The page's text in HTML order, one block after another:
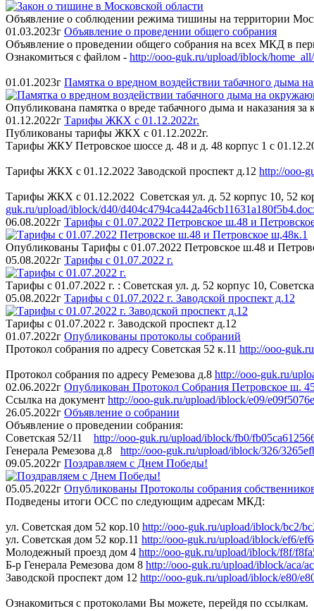
Объявление о соблюдении режима тишины на территории
01.03.2023г Объявление о проведении общего собрания
Объявление о проведении общего собрания на всех МКД в
Ознакомиться с файлом - http://ooo-guk.ru/upload/iblock/
01.01.2023г Памятка о вредном воздействии табачного дыма
Опубликована памятка о вреде табачного дыма и наказания
01.12.2022г Тарифы ЖКХ с 01.12.2022г.
Публикованы тарифы ЖКХ с 01.12.2022г.
Тарифы ЖКУ Петровское шоссе д. 48 и д. 48 корпус 1 с
Тарифы ЖКХ с 01.12.2022 Заводской проспект д.12 http://ooo-
Тарифы ЖКХ с 01.12.2022 Советская ул. д. 52 корпус 10, 52
guk.ru/upload/iblock/d40/
06.08.2022г Тарифы с 01.07.2022 Петровское ш.48 и
Опубликованы Тарифы с 01.07.2022 Петровское ш.48 и
05.08.2022г Тарифы с 01.07.2022 г.
Тарифы с 01.07.2022 г. : Советская ул. д. 52 корпус 10,
05.08.2022г Тарифы с 01.07.2022 г. Заводской проспект д.12
Тарифы с 01.07.2022 г. Заводской проспект д.12
01.07.2022г Опубликованы протоколы собраний
Протокол собрания по адресу Советская 52 к.11 http://ooo-
Протокол собрания по адресу Ремезова д.8 http://ooo-guk.ru/
02.06.2022г Опубликован Протокол Собрания Петровское ш.
Ссылка на документ http://ooo-guk.ru/upload/iblock/e09/
26.05.2022г Объявление о собрании
Объявление о проведении собрания:
Советская 52/11 http://ooo-guk.ru/upload/iblock/fb0/
Генерала Ремезова д.8 http://ooo-guk.ru/upload/iblock/326/
09.05.2022г Поздравляем с Днем Победы!
05.05.2022г Опубликованы Протоколы собрания
Подведены итоги ОСС по следующим адресам МКД:
ул. Советская дом 52 кор.10 http://ooo-guk.ru/upload/iblock/bc2/
ул. Советская дом 52 кор.11 http://ooo-guk.ru/upload/iblock/ef6/
Молодежный проезд дом 4 http://ooo-guk.ru/upload/iblock/f8f/
Б-р Генерала Ремезова дом 8 http://ooo-guk.ru/upload/iblock/aca/
Заводской проспект дом 12 http://ooo-guk.ru/upload/iblock/e80/
Ознакомиться с протоколами Вы можете, перейдя по ссылкам.